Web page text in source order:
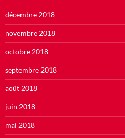
décembre 2018
novembre 2018
octobre 2018
septembre 2018
août 2018
juin 2018
mai 2018